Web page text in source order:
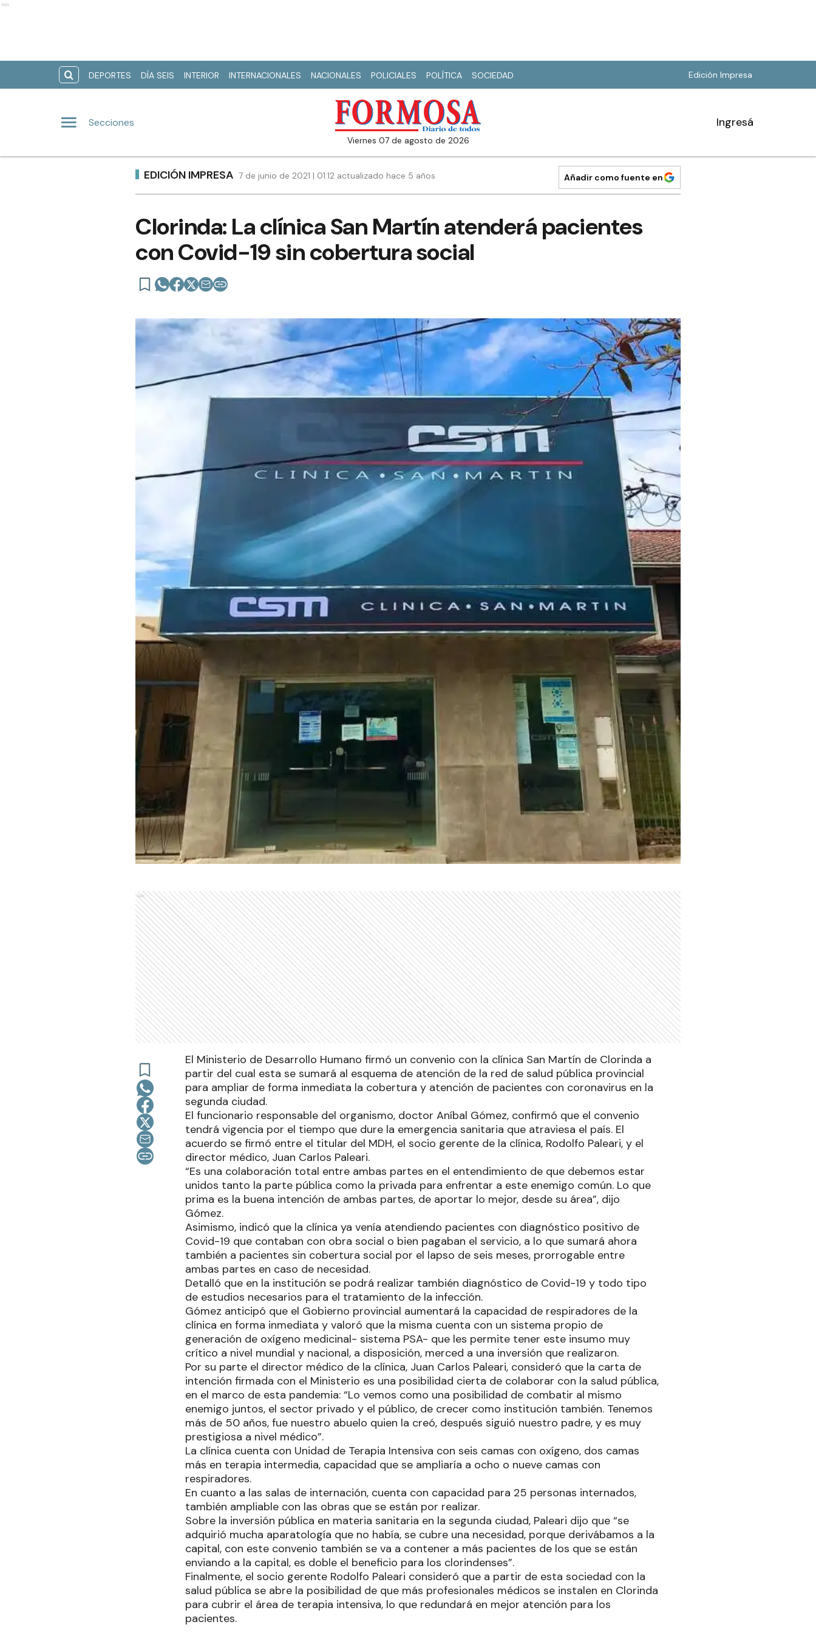
Ads
DEPORTES DÍA SEIS INTERIOR INTERNACIONALES NACIONALES POLICIALES POLÍTICA SOCIEDAD Edición Impresa
Secciones
viernes 07 de agosto de 2026
Ingresá
EDICIÓN IMPRESA 7 de junio de 2021 | 01:12 actualizado hace 5 años Añadir como fuente en
Clorinda: La clínica San Martín atenderá pacientes
con Covid-19 sin cobertura social
Ads
El Ministerio de Desarrollo Humano firmó un convenio con la clínica San Martín de Clorinda a
partir del cual esta se sumará al esquema de atención de la red de salud pública provincial
para ampliar de forma inmediata la cobertura y atención de pacientes con coronavirus en la
segunda ciudad.
El funcionario responsable del organismo, doctor Aníbal Gómez, confirmó que el convenio
tendrá vigencia por el tiempo que dure la emergencia sanitaria que atraviesa el país. El
acuerdo se firmó entre el titular del MDH, el socio gerente de la clínica, Rodolfo Paleari, y el
director médico, Juan Carlos Paleari.
“Es una colaboración total entre ambas partes en el entendimiento de que debemos estar
unidos tanto la parte pública como la privada para enfrentar a este enemigo común. Lo que
prima es la buena intención de ambas partes, de aportar lo mejor, desde su área”, dijo
Gómez.
Asimismo, indicó que la clínica ya venía atendiendo pacientes con diagnóstico positivo de
Covid-19 que contaban con obra social o bien pagaban el servicio, a lo que sumará ahora
también a pacientes sin cobertura social por el lapso de seis meses, prorrogable entre
ambas partes en caso de necesidad.
Detalló que en la institución se podrá realizar también diagnóstico de Covid-19 y todo tipo
de estudios necesarios para el tratamiento de la infección.
Gómez anticipó que el Gobierno provincial aumentará la capacidad de respiradores de la
clínica en forma inmediata y valoró que la misma cuenta con un sistema propio de
generación de oxígeno medicinal- sistema PSA- que les permite tener este insumo muy
crítico a nivel mundial y nacional, a disposición, merced a una inversión que realizaron.
Por su parte el director médico de la clínica, Juan Carlos Paleari, consideró que la carta de
intención firmada con el Ministerio es una posibilidad cierta de colaborar con la salud pública,
en el marco de esta pandemia: “Lo vemos como una posibilidad de combatir al mismo
enemigo juntos, el sector privado y el público, de crecer como institución también. Tenemos
más de 50 años, fue nuestro abuelo quien la creó, después siguió nuestro padre, y es muy
prestigiosa a nivel médico”.
La clínica cuenta con Unidad de Terapia Intensiva con seis camas con oxígeno, dos camas
más en terapia intermedia, capacidad que se ampliaría a ocho o nueve camas con
respiradores.
En cuanto a las salas de internación, cuenta con capacidad para 25 personas internados,
también ampliable con las obras que se están por realizar.
Sobre la inversión pública en materia sanitaria en la segunda ciudad, Paleari dijo que “se
adquirió mucha aparatología que no había, se cubre una necesidad, porque derivábamos a la
capital, con este convenio también se va a contener a más pacientes de los que se están
enviando a la capital, es doble el beneficio para los clorindenses”.
Finalmente, el socio gerente Rodolfo Paleari consideró que a partir de esta sociedad con la
salud pública se abre la posibilidad de que más profesionales médicos se instalen en Clorinda
para cubrir el área de terapia intensiva, lo que redundará en mejor atención para los
pacientes.